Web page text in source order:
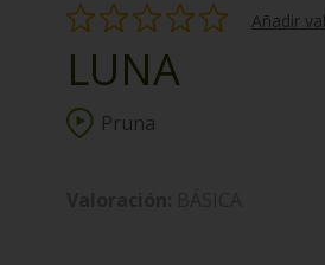
Añadir
LUNA
Pruna